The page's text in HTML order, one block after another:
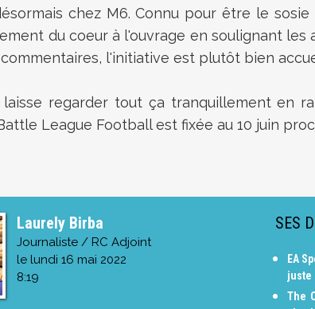
chez M6. Connu pour être le
du coeur à l'ouvrage en soulignant les
l'initiative est plutôt bien
laisse regarder tout ça tranquillement en
League Football est fixée au 10 juin
Laurely Birba
Journaliste / RC Adjoint
le lundi 16 mai 2022
8:19
SES
EA
juste
The